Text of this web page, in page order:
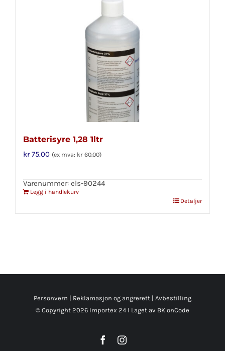
Batterisyre 1,28 1ltr
kr75.00 (ex mva: kr 60.00)
Varenummer: els-90244
Legg i handlekurv
Detaljer
Personvern | Reklamasjon og angrerett | Avbestilling
© Copyright 2026 Importex 24 l Laget av BK onCode
FacebookInstagram